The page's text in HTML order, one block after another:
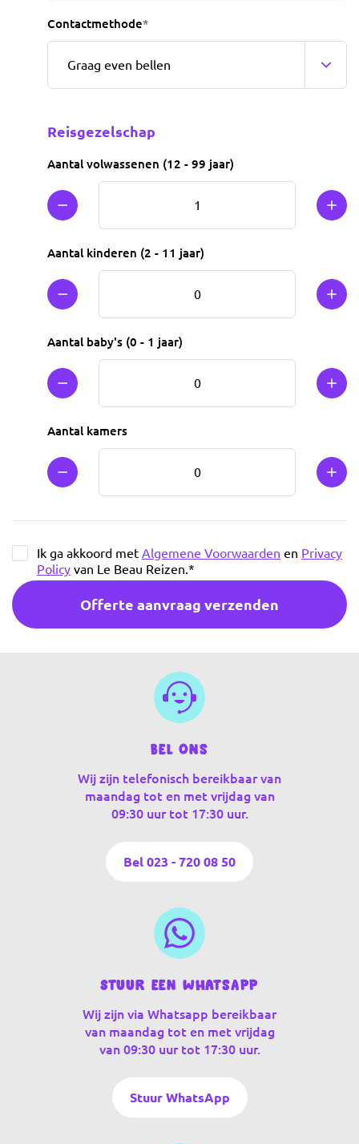
Contactmethode*
Reisgezelschap
Aantal volwassenen (12 - 99 jaar)
Min 1 Plus
Aantal kinderen (2 - 11 jaar)
Min 1 Plus
Aantal baby's (0 - 1 jaar)
Min 1 Plus
Aantal kamers
Min 1 Plus
Ik ga akkoord met Algemene Voorwaarden en Privacy
Policy van Le Beau Reizen.*
Offerte aanvraag verzenden
Bel ons
Wij zijn telefonisch bereikbaar van
maandag tot en met vrijdag van
09:30 uur tot 17:30 uur.
Bel 023 - 720 08 50
Stuur een WhatsApp
Wij zijn via Whatsapp bereikbaar
van maandag tot en met vrijdag
van 09:30 uur tot 17:30 uur.
Stuur WhatsApp